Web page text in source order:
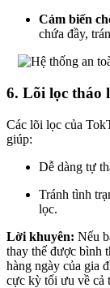
Cảm biến
chứa đầy,
6. Lõi lọc tháo
Các lõi lọc của
giúp:
Dễ dàng tự
Tránh tình
lọc.
Lời khuyên: Nếu
thay thế được bình
hàng ngày của gia
cực kỳ tối ưu về cả